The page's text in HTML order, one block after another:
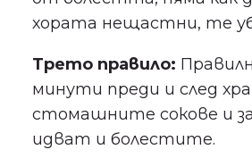
хората нещастни, те
Трето правило:
минути преди и след
стомашните сокове и
идват и болестите.